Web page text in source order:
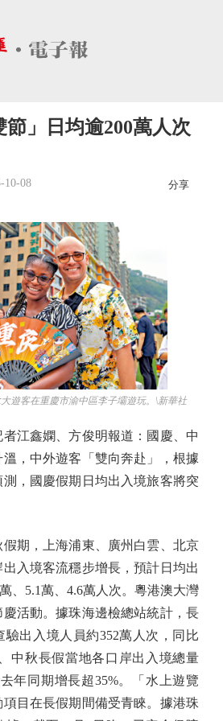
」日均逾200萬人次
10-08 分享
客在重慶市渝中區李子壩遊玩。\新華社
鑫嫻、方俊明報道：國慶、中
，中外遊客「雙向奔赴」，根據
，國慶假期日均出入境旅客將突
，上海浦東、廣州白雲、北京
入境客流穩步增長，預計日均出
、5.1萬、4.6萬人次。粵港澳大灣
活動。據珠海邊檢總站統計，長
驗出入境人員約352萬人次，同比
中秋長假當地各口岸出入境總量
年同期增長超35%。「水上遊覽
目在長假期間備受青睞。據港珠